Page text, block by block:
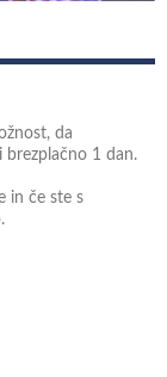
da
brezplačno 1 dan.
in če ste s